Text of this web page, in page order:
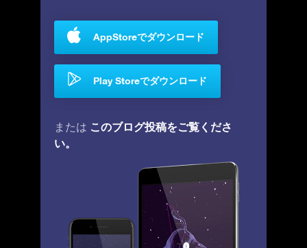
AppStoreでダウンロード
Play Storeでダウンロード
または このブログ投稿をご覧くださ
い。